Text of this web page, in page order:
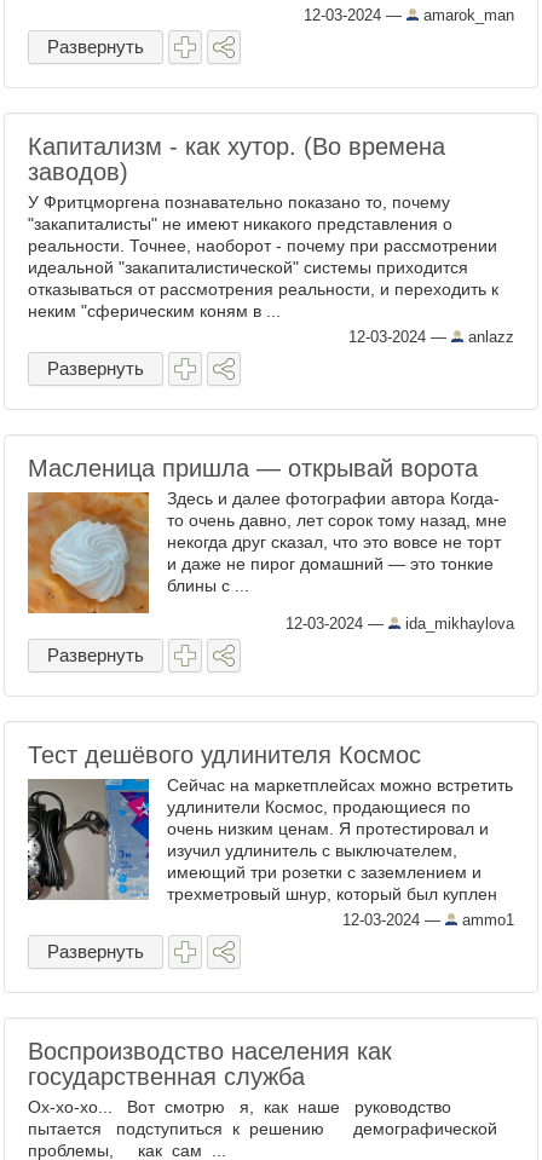
вариатором. Новинку представили, как
самый доступный на российском рынке
легковой ...
12-03-2024 — amarok_man
Развернуть
Капитализм - как хутор. (Во времена
заводов)
У Фритцморгена познавательно показано то, почему
"закапиталисты" не имеют никакого представления о
реальности. Точнее, наоборот - почему при рассмотрении
идеальной "закапиталистической" системы приходится
отказываться от рассмотрения реальности, и переходить к
неким "сферическим коням в ...
12-03-2024 — anlazz
Развернуть
Масленица пришла — открывай ворота
Здесь и далее фотографии автора Когда-
то очень давно, лет сорок тому назад, мне
некогда друг сказал, что это вовсе не торт
и даже не пирог домашний — это тонкие
блины с ...
12-03-2024 — ida_mikhaylova
Развернуть
Тест дешёвого удлинителя Космос
Сейчас на маркетплейсах можно встретить
удлинители Космос, продающиеся по
очень низким ценам. Я протестировал и
изучил удлинитель с выключателем,
имеющий три розетки с заземлением и
трехметровый шнур, который был куплен
за 288 рублей. Удлинитель имеет
нечитаемое название ...
12-03-2024 — ammo1
Развернуть
Воспроизводство населения как
государственная служба
Ох-хо-хо... Вот смотрю я, как наше руководство
пытается подступиться к решению демографической
проблемы, как сам ...